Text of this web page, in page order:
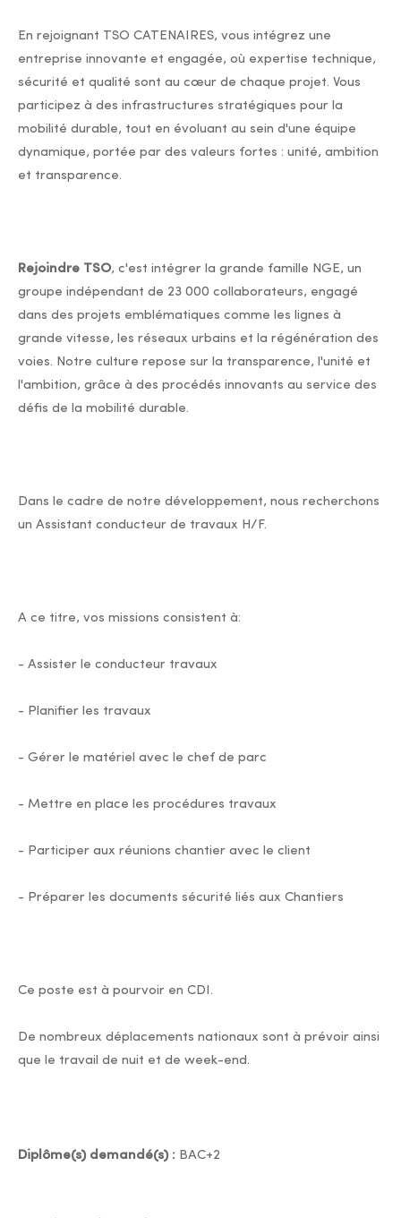
En rejoignant TSO CATENAIRES, vous intégrez une
entreprise innovante et engagée, où expertise technique,
sécurité et qualité sont au cœur de chaque projet. Vous
participez à des infrastructures stratégiques pour la
mobilité durable, tout en évoluant au sein d'une équipe
dynamique, portée par des valeurs fortes : unité, ambition
et transparence.
Rejoindre TSO, c'est intégrer la grande famille NGE, un
groupe indépendant de 23 000 collaborateurs, engagé
dans des projets emblématiques comme les lignes à
grande vitesse, les réseaux urbains et la régénération des
voies. Notre culture repose sur la transparence, l'unité et
l'ambition, grâce à des procédés innovants au service des
défis de la mobilité durable.
Dans le cadre de notre développement, nous recherchons
un Assistant conducteur de travaux H/F.
A ce titre, vos missions consistent à:
- Assister le conducteur travaux
- Planifier les travaux
- Gérer le matériel avec le chef de parc
- Mettre en place les procédures travaux
- Participer aux réunions chantier avec le client
- Préparer les documents sécurité liés aux Chantiers
Ce poste est à pourvoir en CDI.
De nombreux déplacements nationaux sont à prévoir ainsi
que le travail de nuit et de week-end.
Diplôme(s) demandé(s) : BAC+2